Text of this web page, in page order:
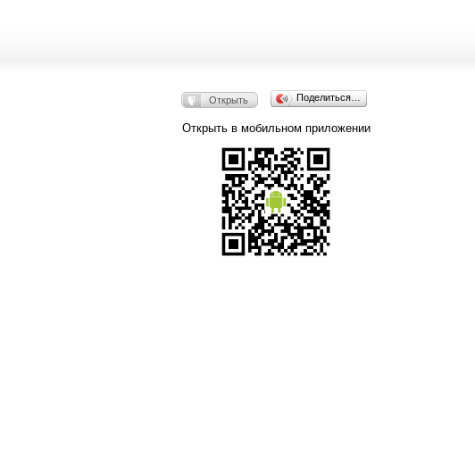
Открыть Поделиться…
Открыть в мобильном приложении